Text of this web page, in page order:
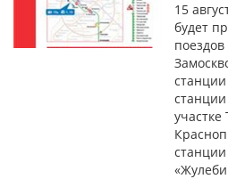
15
будет
поездов
станции
участке